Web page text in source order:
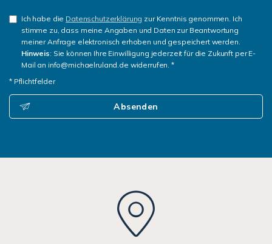
Ich habe die Datenschutzerklärung zur Kenntnis genommen. Ich
stimme zu, dass meine Angaben und Daten zur Beantwortung
meiner Anfrage elektronisch erhoben und gespeichert werden.
Hinweis: Sie können Ihre Einwilligung jederzeit für die Zukunft per E-
Mail an info@michaelruland.de widerrufen. *
* Pflichtfelder
Absenden